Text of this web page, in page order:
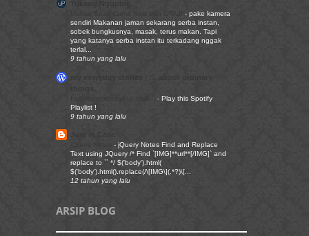
- pake kamera
sendiri Makanan jaman sekarang serba instan,
sobek bungkusnya, masak, terus makan. Tapi
yang katanya serba instan itu terkadang nggak
terlal...
9 tahun yang lalu
- Play this Spotify
Playlist !
9 tahun yang lalu
- jQuery Notes Find and Replace
Text using JQuery /* Find `[IMG]**url**[/IMG]` and
replace to `` */ $('body').html(
$('body').html().replace(/\[IMG\](.*?)\[...
12 tahun yang lalu
ARSIP BLOG